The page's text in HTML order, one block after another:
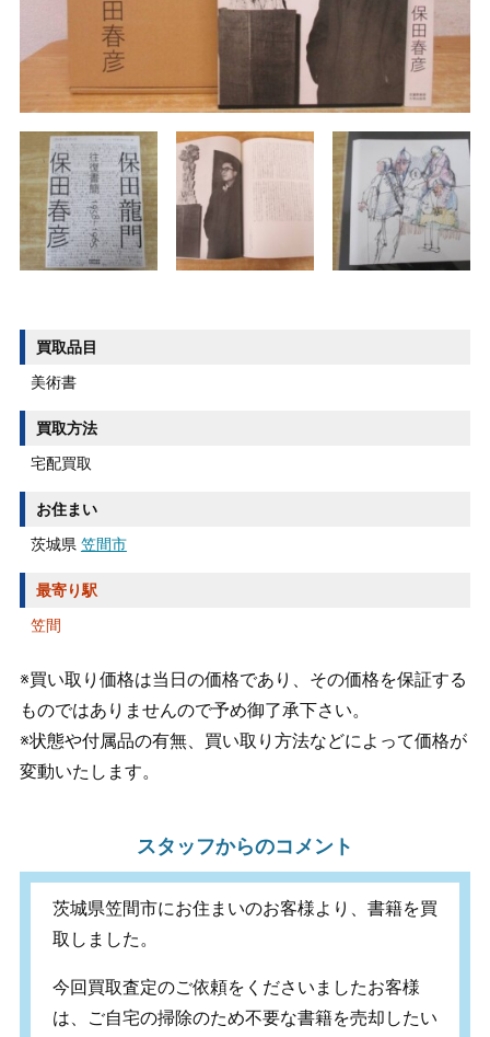
買取品目
美術書
買取方法
宅配買取
お住まい
茨城県 笠間市
最寄り駅
笠間
※買い取り価格は当日の価格であり、その価格を保証する
ものではありませんので予め御了承下さい。
※状態や付属品の有無、買い取り方法などによって価格が
変動いたします。
スタッフからのコメント
茨城県笠間市にお住まいのお客様より、書籍を買
取しました。
今回買取査定のご依頼をくださいましたお客様
は、ご自宅の掃除のため不要な書籍を売却したい